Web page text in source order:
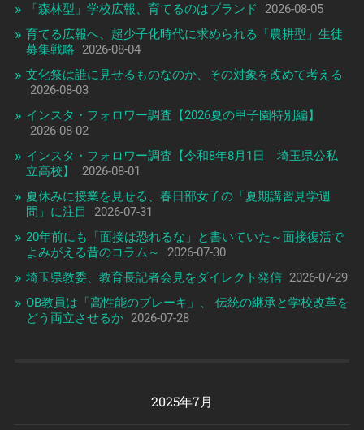
「森林型」学校広報、育てるのはブランド
2026-08-05
育てる広報へ、超少子化時代に求められる「農耕型」生徒
募集戦略
2026-08-04
文化祭は誰に見せるものなのか、その対象を改めて考える
2026-08-03
インスタ・フォロワー調査【2026夏の甲子園特別編】
2026-08-02
インスタ・フォロワー調査【令和8年8月1日 埼玉県公私
立高校】
2026-08-01
夏休みに授業を見せる、春日部女子の「夏期講習見学週
間」に注目
2026-07-31
20年前にも「面接は恐れるな」と書いていた～面接復活で
よみがえる昔のコラム～
2026-07-30
埼玉県教委、教育長記者会見をダイレクト発信 2026-07-29
OB教員は「高性能のブレーキ」、 伝統の継承と学校改革を
どう両立させるか 2026-07-28
2025年7月